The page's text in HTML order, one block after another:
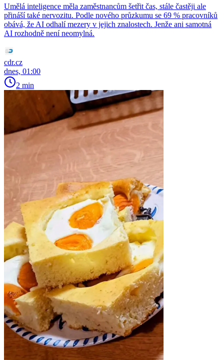
Umělá inteligence měla zaměstnancům šetřit čas, stále častěji ale
přináší také nervozitu. Podle nového průzkumu se 69 % pracovníků
obává, že AI odhalí mezery v jejich znalostech. Jenže ani samotná
AI rozhodně není neomylná.
cdr.cz
dnes, 01:00
2 min